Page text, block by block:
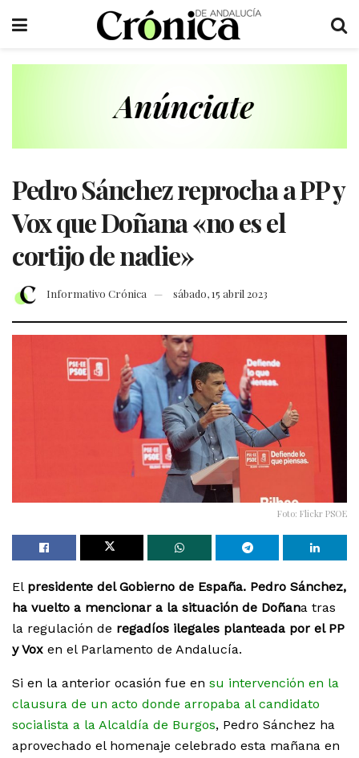
Pedro Sánchez reprocha a PP y
Vox que Doñana «no es el
cortijo de nadie»
Informativo Crónica sábado, 15 abril 2023
Foto: Flickr PSOE
El presidente del Gobierno de España. Pedro Sánchez,
ha vuelto a mencionar a la situación de Doñana tras
la regulación de regadíos ilegales planteada por el PP
y Vox en el Parlamento de Andalucía.
Si en la anterior ocasión fue en su intervención en la
clausura de un acto donde arropaba al candidato
socialista a la Alcaldía de Burgos, Pedro Sánchez ha
aprovechado el homenaje celebrado esta mañana en